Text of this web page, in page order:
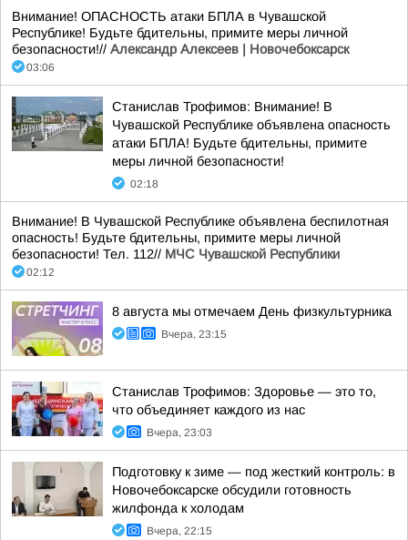
Внимание! ОПАСНОСТЬ атаки БПЛА в Чувашской
Республике! Будьте бдительны, примите меры личной
безопасности!// Александр Алексеев | Новочебоксарск
03:06
Станислав Трофимов: Внимание! В
Чувашской Республике объявлена опасность
атаки БПЛА! Будьте бдительны, примите
меры личной безопасности!
02:18
Внимание! В Чувашской Республике объявлена беспилотная
опасность! Будьте бдительны, примите меры личной
безопасности! Тел. 112// МЧС Чувашской Республики
02:12
8 августа мы отмечаем День физкультурника
Вчера, 23:15
Станислав Трофимов: Здоровье — это то,
что объединяет каждого из нас
Вчера, 23:03
Подготовку к зиме — под жесткий контроль: в
Новочебоксарске обсудили готовность
жилфонда к холодам
Вчера, 22:15